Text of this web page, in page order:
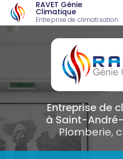
RAVET Génie
Climatique
Entreprise de climatisation
à Saint-André-de-Cubzac
Entreprise de
à Saint-
Plomberie,